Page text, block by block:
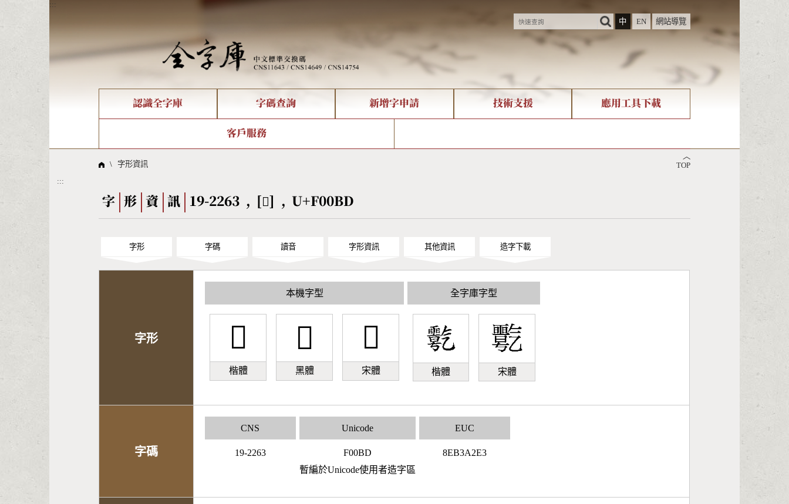
:::
中
EN 網站導覽
認識全字庫
全字庫現況
線上教學
字碼查詢
部件查詢
倉頡查詢
Big5查詢 拼音查詢
新增字申請 技術支援
造字解決方案
應用工具下載
字形下載
客戶服務
問題集
︿
TOP
\ 字形資訊
:::
字 形 資 訊 19-2263 , [󰂽] , U+F00BD
字形 字碼 讀音 字形資訊 其他資訊 造字下載
字形
本機字型
󰂽
楷體
󰂽
黑體
󰂽
宋體
全字庫字型
楷體 宋體
字碼
CNS
19-2263
Unicode
F00BD
暫編於Unicode使用者造字區
EUC
8EB3A2E3